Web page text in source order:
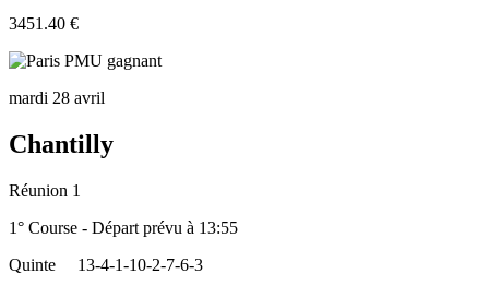
3451.40 €
mardi 28 avril
Chantilly
Réunion 1
1° Course - Départ prévu à 13:55
Quinte
13-4-1-10-2-7-6-3